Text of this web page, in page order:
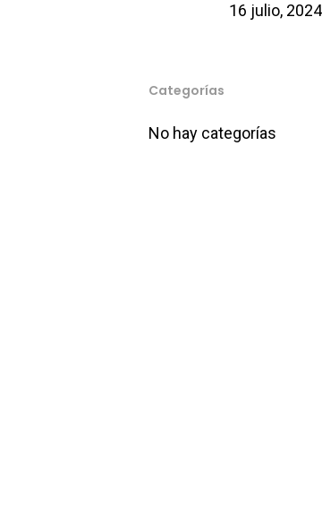
16 julio, 2024
Categorías
No hay categorías